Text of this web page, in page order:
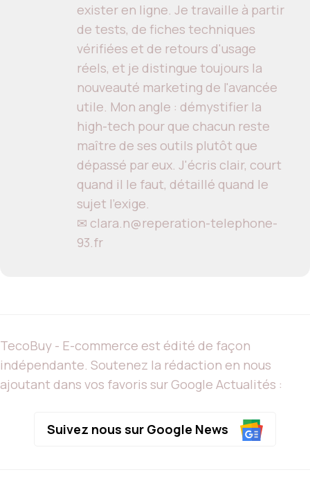
exister en ligne. Je travaille à partir
de tests, de fiches techniques
vérifiées et de retours d'usage
réels, et je distingue toujours la
nouveauté marketing de l'avancée
utile. Mon angle : démystifier la
high-tech pour que chacun reste
maître de ses outils plutôt que
dépassé par eux. J'écris clair, court
quand il le faut, détaillé quand le
sujet l'exige.
✉ clara.n@reperation-telephone-
93.fr
TecoBuy - E-commerce est édité de façon
indépendante. Soutenez la rédaction en nous
ajoutant dans vos favoris sur Google Actualités :
Suivez nous sur Google News